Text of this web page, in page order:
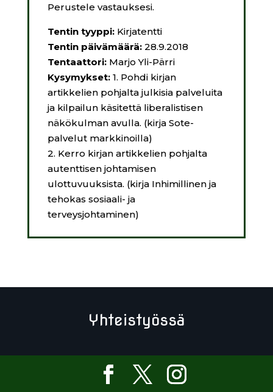
Perustele vastauksesi.
Tentin tyyppi:Kirjatentti
Tentin päivämäärä:28.9.2018
Tentaattori:Marjo Yli-Pärri
Kysymykset:1. Pohdi kirjan
artikkelien pohjalta julkisia palveluita
ja kilpailun käsitettä liberalistisen
näkökulman avulla. (kirja Sote-
palvelut markkinoilla)
2. Kerro kirjan artikkelien pohjalta
autenttisen johtamisen
ulottuvuuksista. (kirja Inhimillinen ja
tehokas sosiaali- ja
terveysjohtaminen)
Yhteistyössä